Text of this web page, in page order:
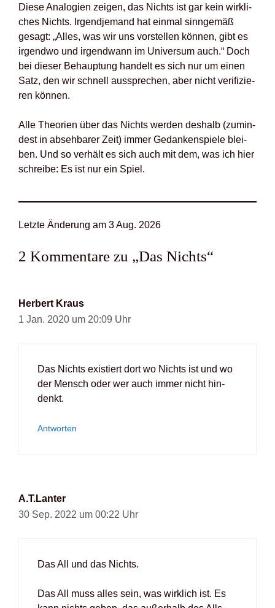
Die­se Ana­lo­gien zei­gen, das Nichts ist gar kein wirk­li­
ches Nichts. Irgend­je­mand hat ein­mal sinn­ge­mäß
gesagt: „Alles, was wir uns vor­stel­len kön­nen, gibt es
irgend­wo und irgend­wann im Uni­ver­sum auch.“ Doch
bei die­ser Behaup­tung han­delt es sich nur um einen
Satz, den wir schnell aus­spre­chen, aber nicht veri­fi­zie­
ren kön­nen.
Alle Theo­rien über das Nichts wer­den des­halb (zumin­
dest in abseh­ba­rer Zeit) immer Gedan­ken­spie­le blei­
ben. Und so ver­hält es sich auch mit dem, was ich hier
schrei­be: Es ist nur ein Spiel.
Letz­te Ände­rung am 3 Aug. 2026
2 Kommentare zu „Das Nichts“
Herbert Kraus
1 Jan. 2020 um 20:09 Uhr
Das Nichts exis­tiert dort wo Nichts ist und wo
der Mensch oder wer auch immer nicht hin­
denkt.
Antworten
A.T.Lanter
30 Sep. 2022 um 00:22 Uhr
Das All und das Nichts.
Das All muss alles sein, was wirk­lich ist. Es